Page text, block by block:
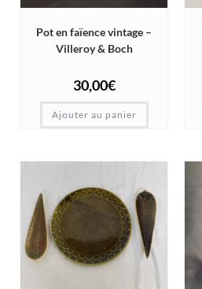
Pot en faïence vintage –
Villeroy & Boch
30,00€
Ajouter au panier